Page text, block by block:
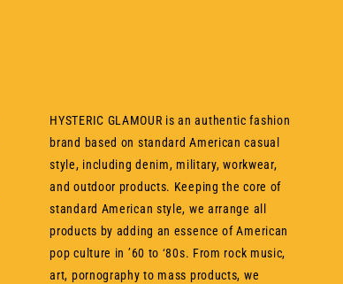
HYSTERIC GLAMOUR is an authentic fashion
brand based on standard American casual
style, including denim, military, workwear,
and outdoor products. Keeping the core of
standard American style, we arrange all
products by adding an essence of American
pop culture in ’60 to ‘80s. From rock music,
art, pornography to mass products, we